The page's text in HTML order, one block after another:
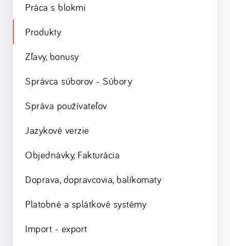
Práca s blokmi
Produkty
Zľavy, bonusy
Správca súborov - Súbory
Správa používateľov
Jazykové verzie
Objednávky, Fakturácia
Doprava, dopravcovia, balíkomaty
Platobné a splátkové systémy
Import - export